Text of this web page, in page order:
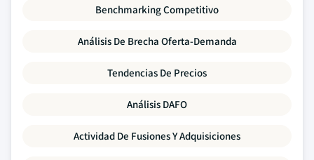
Benchmarking Competitivo
Análisis De Brecha Oferta-Demanda
Tendencias De Precios
Análisis DAFO
Actividad De Fusiones Y Adquisiciones